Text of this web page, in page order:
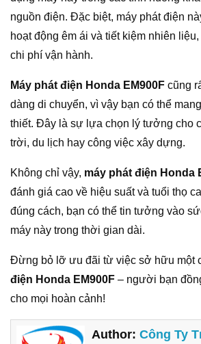
nguồn điện. Đặc biệt, máy phát điện
hoạt động êm ái và tiết kiệm nhiên
chi phí vận hành.
Máy phát điện Honda EM900F cũng
dàng di chuyển, vì vậy bạn có thể
thiết. Đây là sự lựa chọn lý tưởng cho
trời, du lịch hay công việc xây dựng.
Không chỉ vậy, máy phát điện Honda
đánh giá cao về hiệu suất và tuổi thọ
đúng cách, bạn có thể tin tưởng vào
máy này trong thời gian dài.
Đừng bỏ lỡ ưu đãi từ việc sở hữu một
điện Honda EM900F – người bạn
cho mọi hoàn cảnh!
Author:Công Ty